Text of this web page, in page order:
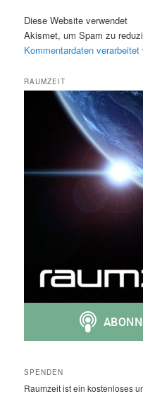
Diese Website verwendet
Akismet, um Spam zu
Kommentardaten verarbeitet
RAUMZEIT
SPENDEN
Raumzeit ist ein kostenloses